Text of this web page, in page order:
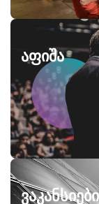
აფიშა
ვაკანსიები